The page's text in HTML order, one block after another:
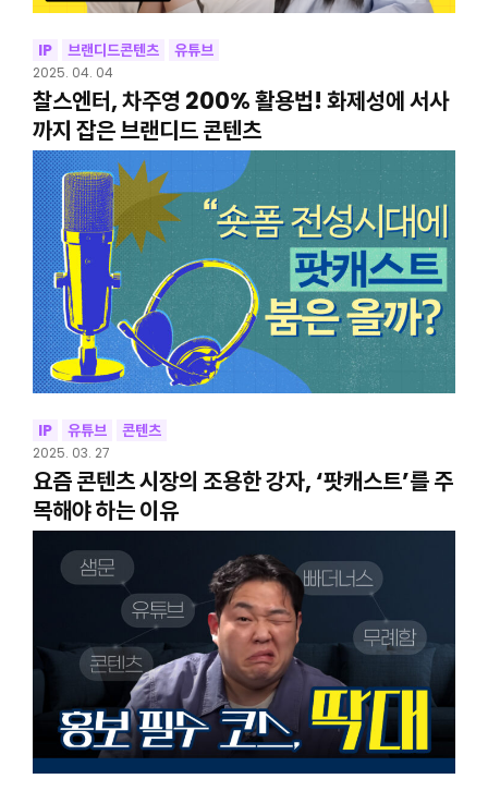
IP 브랜디드콘텐츠 유튜브
2025. 04. 04
찰스엔터, 차주영 200% 활용법! 화제성에 서사
까지 잡은 브랜디드 콘텐츠
IP 유튜브 콘텐츠
2025. 03. 27
요즘 콘텐츠 시장의 조용한 강자, ‘팟캐스트’를 주
목해야 하는 이유